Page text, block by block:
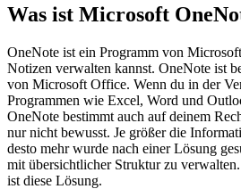
Was ist Microsoft
OneNote ist ein Programm von
Notizen verwalten kannst. OneNote ist
von Microsoft Office. Wenn du in der
Programmen wie Excel, Word und
OneNote bestimmt auch auf deinem
nur nicht bewusst. Je größer die
desto mehr wurde nach einer Lösung
mit übersichtlicher Struktur zu
ist diese Lösung.